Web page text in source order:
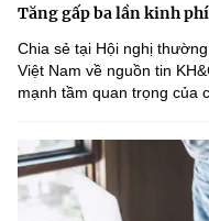
Tăng gấp ba lần kinh
Chia sẻ tại Hội nghị
Việt Nam về nguồn tin
mạnh tầm quan trọng của